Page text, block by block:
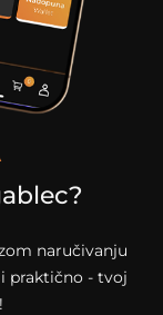
naručivanju
praktično - tvoj